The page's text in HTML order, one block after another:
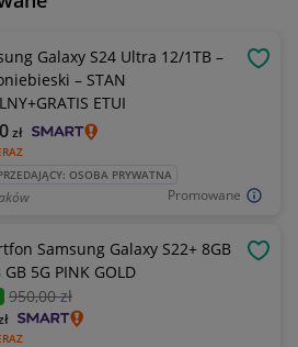
Promowane
Galaxy S24 Ultra 12/1TB –
– STAN
ETUI
zł
OSOBA PRYWATNA
Samsung Galaxy S22+ 8GB
5G PINK GOLD
950,00 zł